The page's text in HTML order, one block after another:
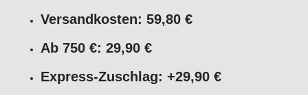
Versandkosten: 59,80 €
Ab 750 €: 29,90 €
Express-Zuschlag: +29,90 €